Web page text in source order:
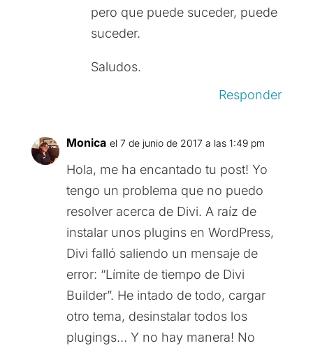
pero que puede suceder, puede
suceder.
Saludos.
Responder
Monica el 7 de junio de 2017 a las 1:49 pm
Hola, me ha encantado tu post! Yo
tengo un problema que no puedo
resolver acerca de Divi. A raíz de
instalar unos plugins en WordPress,
Divi falló saliendo un mensaje de
error: “Límite de tiempo de Divi
Builder”. He intado de todo, cargar
otro tema, desinstalar todos los
plugings… Y no hay manera! No